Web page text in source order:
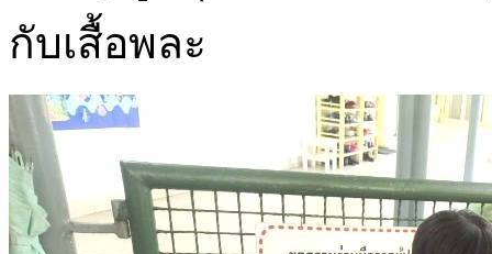
กับเสื้อพละ